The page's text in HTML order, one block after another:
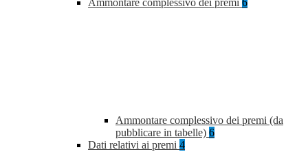
Ammontare complessivo dei premi 6
Ammontare complessivo dei premi (da
pubblicare in tabelle) 6
Dati relativi ai premi 4